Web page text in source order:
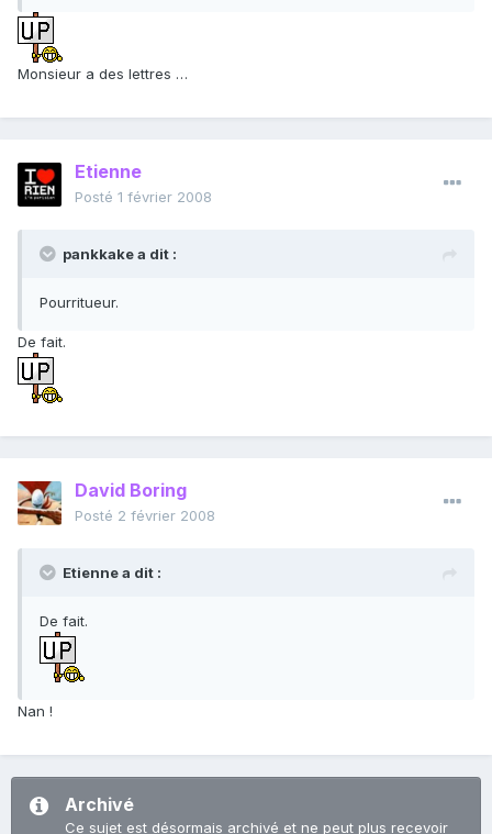
Monsieur a des lettres …
Etienne
Posté 1 février 2008
pankkake a dit :
Pourritueur.
De fait.
David Boring
Posté 2 février 2008
Etienne a dit :
De fait.
Nan !
Archivé
Ce sujet est désormais archivé et ne peut plus recevoir